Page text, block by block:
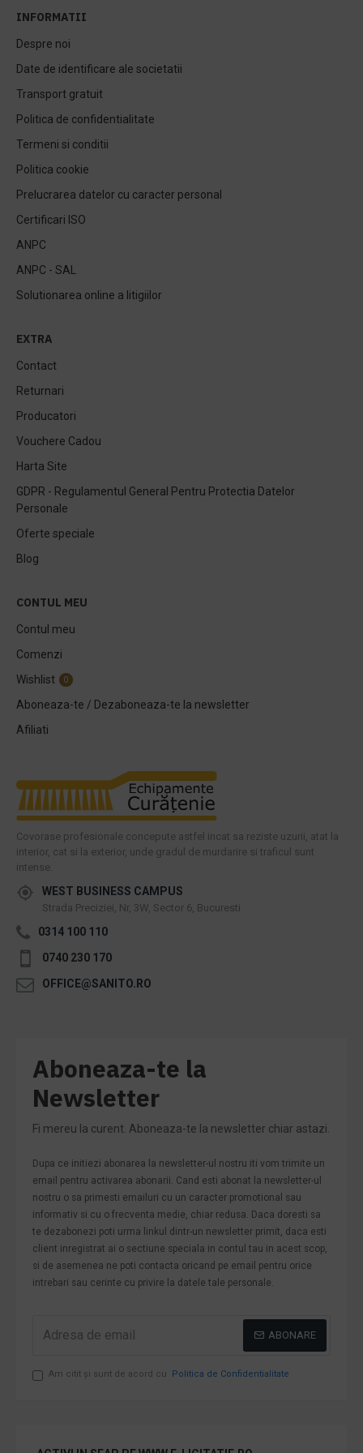
INFORMATII
Despre noi
Date de identificare ale societatii
Transport gratuit
Politica de confidentialitate
Termeni si conditii
Politica cookie
Prelucrarea datelor cu caracter personal
Certificari ISO
ANPC
ANPC - SAL
Solutionarea online a litigiilor
EXTRA
Contact
Returnari
Producatori
Vouchere Cadou
Harta Site
GDPR - Regulamentul General Pentru Protectia Datelor
Personale
Oferte speciale
Blog
CONTUL MEU
Contul meu
Comenzi
Wishlist
0
Aboneaza-te / Dezaboneaza-te la newsletter
Afiliati
Covorase profesionale concepute astfel incat sa reziste uzurii, atat la
interior, cat si la exterior, unde gradul de murdarire si traficul sunt
intense.
WEST BUSINESS CAMPUS
Strada Preciziei, Nr, 3W, Sector 6, Bucuresti
0314 100 110
0740 230 170
OFFICE@SANITO.RO
Aboneaza-te la
Newsletter
Fi mereu la curent. Aboneaza-te la newsletter chiar astazi.
Dupa ce initiezi abonarea la newsletter-ul nostru iti vom trimite un
email pentru activarea abonarii. Cand esti abonat la newsletter-ul
nostru o sa primesti emailuri cu un caracter promotional sau
informativ si cu o frecventa medie, chiar redusa. Daca doresti sa
te dezabonezi poti urma linkul dintr-un newsletter primit, daca esti
client inregistrat ai o sectiune speciala in contul tau in acest scop,
si de asemenea ne poti contacta oricand pe email pentru orice
intrebari sau cerinte cu privire la datele tale personale.
ABONARE
Am citit şi sunt de acord cu Politica de Confidentialitate